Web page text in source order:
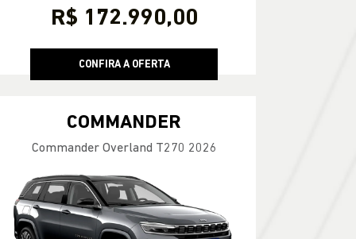
R$ 172.990,00
CONFIRA A OFERTA
COMMANDER
Commander Overland T270 2026